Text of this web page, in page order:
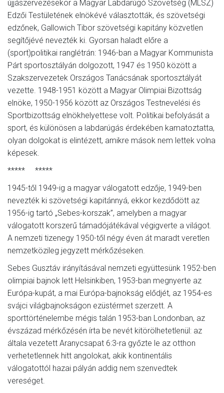
újjászervezésekor a Magyar Labdarúgó Szövetség (MLSZ)
Edzői Testületének elnökévé választották, és szövetségi
edzőnek, Gallowich Tibor szövetségi kapitány közvetlen
segítőjévé nevezték ki. Gyorsan haladt előre a
(sport)politikai ranglétrán: 1946-ban a Magyar Kommunista
Párt sportosztályán dolgozott, 1947 és 1950 között a
Szakszervezetek Országos Tanácsának sportosztályát
vezette. 1948-1951 között a Magyar Olimpiai Bizottság
elnöke, 1950-1956 között az Országos Testnevelési és
Sportbizottság elnökhelyettese volt. Politikai befolyását a
sport, és különösen a labdarúgás érdekében kamatoztatta,
olyan dolgokat is elintézett, amikre mások nem lettek volna
képesek.
***** *****
1945-től 1949-ig a magyar válogatott edzője, 1949-ben
nevezték ki szövetségi kapitánnyá, ekkor kezdődött az
1956-ig tartó „Sebes-korszak”, amelyben a magyar
válogatott korszerű támadójátékával végigverte a világot.
A nemzeti tizenegy 1950-től négy éven át maradt veretlen
nemzetközileg jegyzett mérkőzéseken.
Sebes Gusztáv irányításával nemzeti együttesünk 1952-ben
olimpiai bajnok lett Helsinkiben, 1953-ban megnyerte az
Európa-kupát, a mai Európa-bajnokság elődjét, az 1954-es
svájci világbajnokságon ezüstérmet szerzett. A
sporttörténelembe mégis talán 1953-ban Londonban, az
évszázad mérkőzésén írta be nevét kitörölhetetlenül: az
általa vezetett Aranycsapat 6:3-ra győzte le az otthon
verhetetlennek hitt angolokat, akik kontinentális
válogatottól hazai pályán addig nem szenvedtek
vereséget.